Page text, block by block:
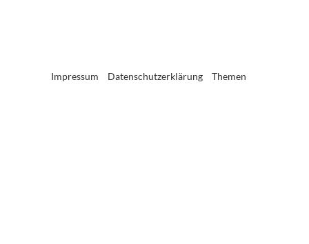
Impressum Datenschutzerklärung Themen